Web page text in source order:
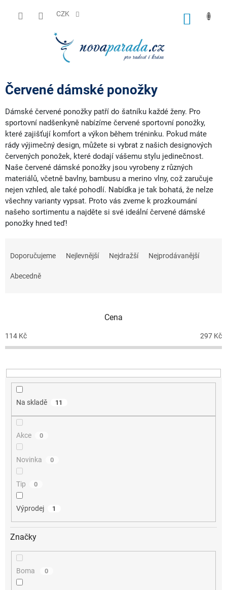
CZK
Červené dámské ponožky
Dámské červené ponožky patří do šatníku každé ženy. Pro
sportovní nadšenkyně nabízíme červené sportovní ponožky,
které zajišťují komfort a výkon během tréninku. Pokud máte
rády výjimečný design, můžete si vybrat z našich designových
červených ponožek, které dodají vášemu stylu jedinečnost.
Naše červené dámské ponožky jsou vyrobeny z různých
materiálů, včetně bavlny, bambusu a merino vlny, což zaručuje
nejen vzhled, ale také pohodlí. Nabídka je tak bohatá, že nelze
všechny varianty vypsat. Proto vás zveme k prozkoumání
našeho sortimentu a najděte si své ideální červené dámské
ponožky hned teď!
u
k
ů
Doporučujeme Nejlevnější Nejdražší Nejprodávanější
Abecedně
Cena
114 Kč 297 Kč
Na skladě 11
Akce 0
Novinka 0
Tip 0
Výprodej 1
Značky
Boma 0